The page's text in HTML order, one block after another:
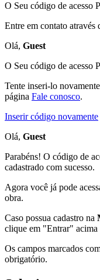
O Seu código de acesso
Entre em contato através
Olá, Guest
O Seu código de acesso
Tente inseri-lo
página Fale conosco.
Inserir código novamente
Olá, Guest
Parabéns! O código de
cadastrado com sucesso.
Agora você já pode
obra.
Caso possua cadastro na
clique em "Entrar" acima
Os campos marcados
obrigatório.